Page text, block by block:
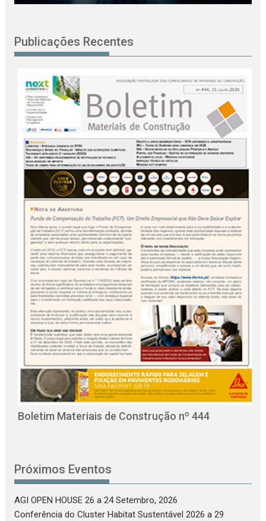
Publicações Recentes
Boletim Materiais de Construção nº 444
Próximos Eventos
AGI OPEN HOUSE 26 a 24 Setembro, 2026
Conferência do Cluster Habitat Sustentável 2026 a 29